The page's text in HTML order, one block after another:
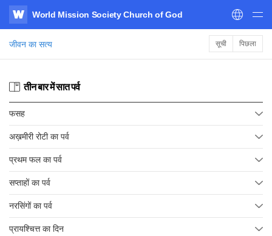
WATV
World Mission Society Church of God
जीवन का सत्य सूची पिछला
तीन बार में सात पर्व
फसह
अख़मीरी रोटी का पर्व
प्रथम फल का पर्व
सप्ताहों का पर्व
नरसिंगों का पर्व
प्रायश्चित्त का दिन